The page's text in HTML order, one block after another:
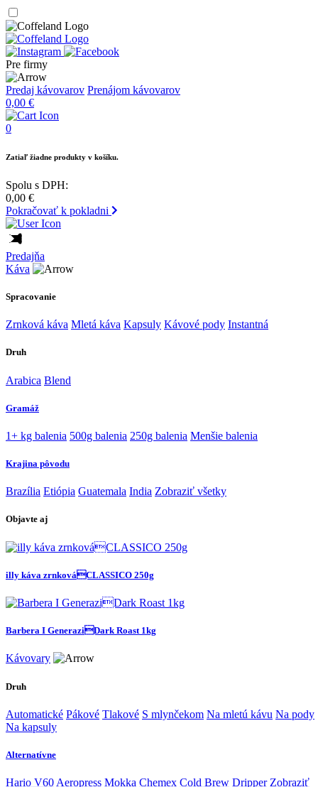
Pre firmy
Predaj kávovarov Prenájom kávovarov
0,00 €
0
Zatiaľ žiadne produkty v košíku.
Spolu s DPH:
0,00 €
Pokračovať k pokladni
Predajňa
Káva
Spracovanie
Zrnková káva Mletá káva Kapsuly Kávové pody Instantná
Druh
Arabica Blend
Gramáž
1+ kg balenia 500g balenia 250g balenia Menšie balenia
Krajina pôvodu
Brazília Etiópia Guatemala India Zobraziť všetky
Objavte aj
illy káva zrnkováCLASSICO 250g
Barbera I GeneraziDark Roast 1kg
Kávovary
Druh
Automatické Pákové Tlakové S mlynčekom Na mletú kávu Na pody
Na kapsuly
Alternatívne
Hario V60 Aeropress Mokka Chemex Cold Brew Dripper Zobraziť